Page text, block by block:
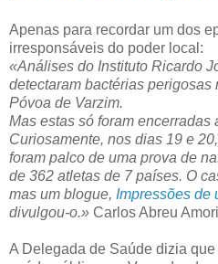
Apenas para recordar um dos
irresponsáveis do poder local:
«Análises do Instituto Ricardo
detectaram bactérias
Póvoa de Varzim.
Mas estas só foram encerradas
Curiosamente, nos dias 19 e
foram palco de uma prova de
de 362 atletas de 7 países. O
mas um blogue, Impressões de
divulgou-o.» Carlos Abreu
A Delegada de Saúde dizia